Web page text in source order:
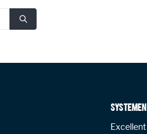
SYSTEMEN
Excellent